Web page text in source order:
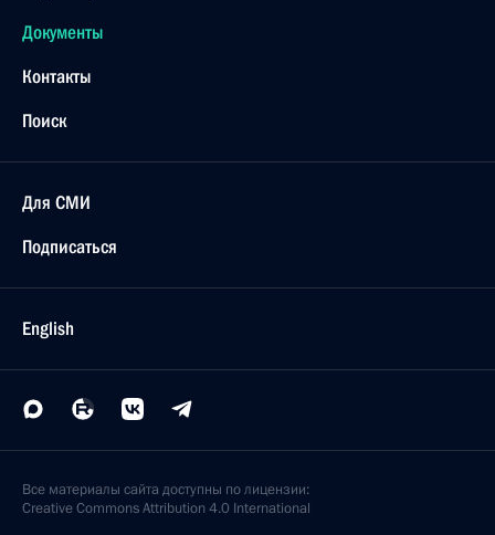
Документы
Контакты
Поиск
Для СМИ
Подписаться
English
Все материалы сайта доступны по лицензии:
Creative Commons Attribution 4.0 International